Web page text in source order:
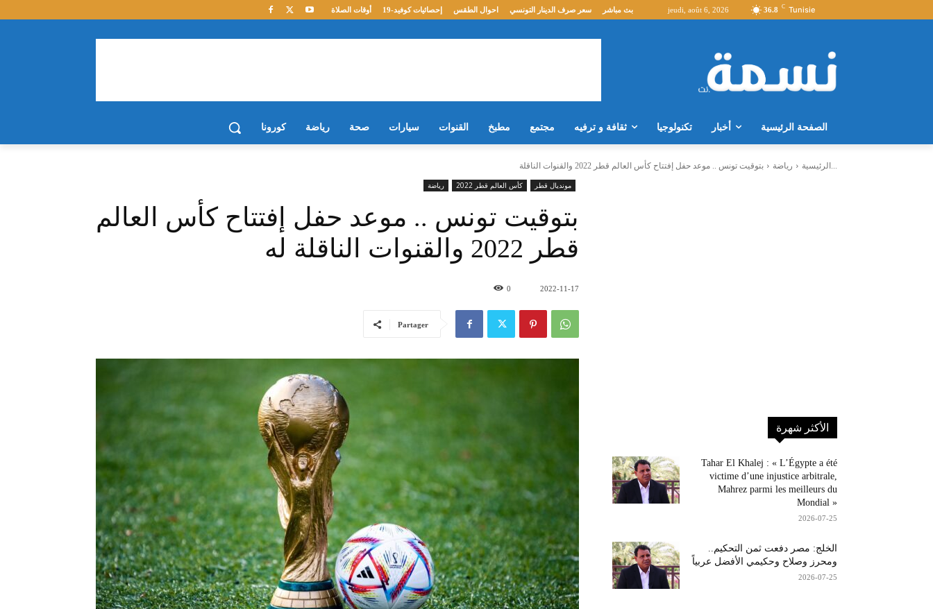
36.8 C Tunisie
jeudi, août 6, 2026 أوقات الصلاة إحصائيات كوفيد-19 احوال الطقس سعر صرف الدينار التونسي بث مباشر
الصفحة الرئيسية أخبار تكنولوجيا ثقافة و ترفيه مجتمع مطبخ القنوات سيارات صحة رياضة كورونا
الرئيسية رياضة
بتوقيت تونس .. موعد حفل إفتتاح كأس العالم قطر 2022 والقنوات الناقلة...
رياضة
كأس العالم قطر 2022 مونديال قطر
بتوقيت تونس .. موعد حفل إفتتاح كأس العالم
قطر 2022 والقنوات الناقلة له
2022-11-17
0
Partager
الأكثر شهرة
Tahar El Khalej : « L’Égypte a été
victime d’une injustice arbitrale,
Mahrez parmi les meilleurs du
Mondial »
2026-07-25
الخلج: مصر دفعت ثمن التحكيم..
ومحرز وصلاح وحكيمي الأفضل عربياً
2026-07-25